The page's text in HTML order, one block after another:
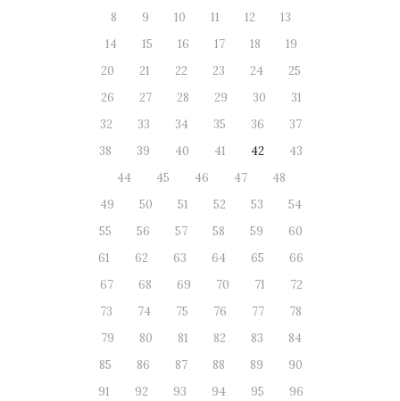
8
9 10 11 12
13
14
15 16 17 18
19
20
21 22 23 24
25
26
27 28 29 30
31
32
33 34 35 36
37
38
39 40 41 42
43
44
45 46 47
48
49
50 51 52 53
54
55
56 57 58 59
60
61
62 63 64 65
66
67
68 69 70 71
72
73
74 75 76 77
78
79
80 81 82 83
84
85
86 87 88 89
90
91
92 93 94 95
96